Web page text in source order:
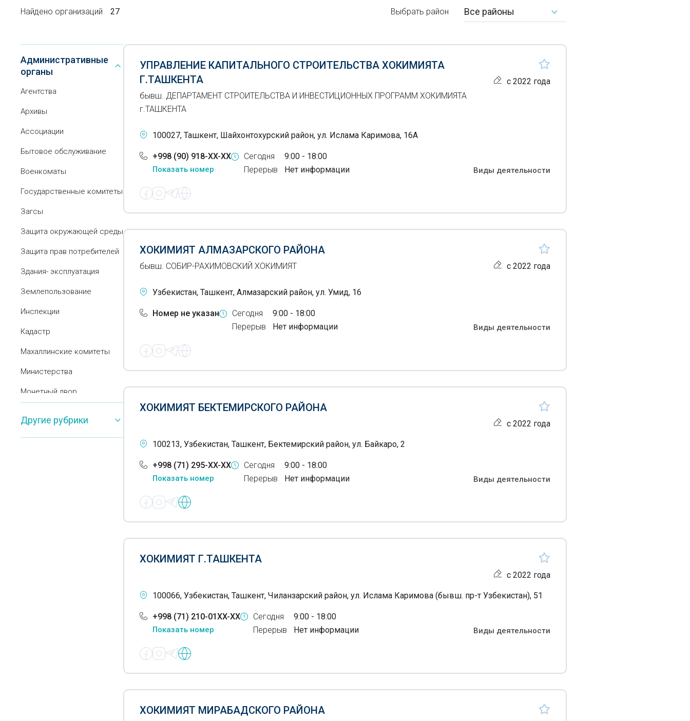
Найдено организаций 27 Выбрать район Все районы
Административные
органы
Агентства
Архивы
Ассоциации
Бытовое обслуживание
Военкоматы
Государственные комитеты
Загсы
Защита окружающей среды
Защита прав потребителей
Здания- эксплуатация
Землепользование
Инспекции
Кадастр
Махаллинские комитеты
Министерства
Монетный двор
Другие рубрики
УПРАВЛЕНИЕ КАПИТАЛЬНОГО СТРОИТЕЛЬСТВА ХОКИМИЯТА
Г.ТАШКЕНТА
бывш. ДЕПАРТАМЕНТ СТРОИТЕЛЬСТВА И ИНВЕСТИЦИОННЫХ ПРОГРАММ ХОКИМИЯТА
г.ТАШКЕНТА
с 2022 года
100027, Ташкент, Шайхонтохурский район, ул. Ислама Каримова, 16А
+998 (90) 918-XX-XX
Показать номер
Сегодня
Перерыв
9:00 - 18:00
Нет информации
Виды деятельности
ХОКИМИЯТ АЛМАЗАРСКОГО РАЙОНА
бывш. СОБИР-РАХИМОВСКИЙ ХОКИМИЯТ с 2022 года
Узбекистан, Ташкент, Алмазарский район, ул. Умид, 16
Номер не указан
Сегодня
Перерыв
9:00 - 18:00
Нет информации
Виды деятельности
ХОКИМИЯТ БЕКТЕМИРСКОГО РАЙОНА
с 2022 года
100213, Узбекистан, Ташкент, Бектемирский район, ул. Байкаро, 2
+998 (71) 295-XX-XX
Показать номер
Сегодня
Перерыв
9:00 - 18:00
Нет информации
Виды деятельности
ХОКИМИЯТ Г.ТАШКЕНТА
с 2022 года
100066, Узбекистан, Ташкент, Чиланзарский район, ул. Ислама Каримова (бывш. пр-т Узбекистан), 51
+998 (71) 210-01XX-XX
Показать номер
Сегодня
Перерыв
9:00 - 18:00
Нет информации
Виды деятельности
ХОКИМИЯТ МИРАБАДСКОГО РАЙОНА